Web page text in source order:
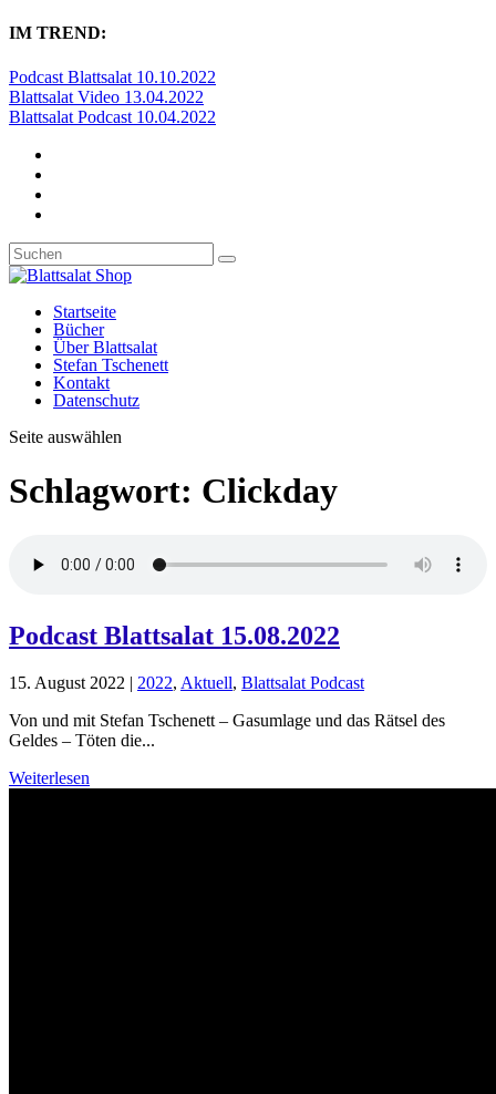
IM TREND:
Podcast Blattsalat 10.10.2022
Blattsalat Video 13.04.2022
Blattsalat Podcast 10.04.2022
Startseite
Bücher
Über Blattsalat
Stefan Tschenett
Kontakt
Datenschutz
Seite auswählen
Schlagwort: Clickday
Podcast Blattsalat 15.08.2022
15. August 2022 | 2022, Aktuell, Blattsalat Podcast
Von und mit Stefan Tschenett – Gasumlage und das Rätsel des
Geldes – Töten die...
Weiterlesen